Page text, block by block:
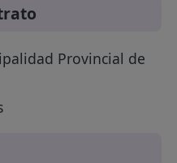
Provincial de